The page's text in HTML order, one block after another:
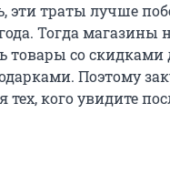
эти траты лучше
Тогда магазины
товары со скидками
Поэтому
тех, кого увидите